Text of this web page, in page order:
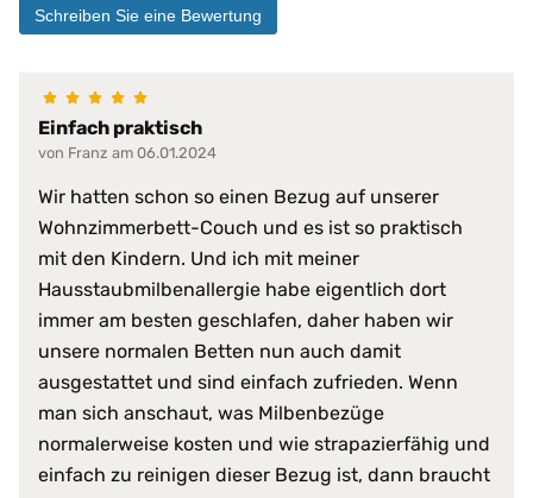
Material: Doppeltuch aus 100 %
Materialeigenschaften:
reduziert Krankheitserreger
resistent gegen Fett, Blut,
schwer entflammbar
sehr hohe Waschpermanenz
virendicht
Produkt-Vorteile:
atmungsaktiv
faltenfreier Sitz
feuchtigkeitsabweisend
flammwidrig
geräuscharm
hervorragende hygienische
Schreiben Sie eine Bewertung
Einfach praktisch
von Franz am 06.01.2024
Wir hatten schon so einen Bezug auf unserer
Wohnzimmerbett-Couch und es ist so praktisch
mit den Kindern. Und ich mit meiner
Hausstaubmilbenallergie habe eigentlich dort
immer am besten geschlafen, daher haben wir
unsere normalen Betten nun auch damit
ausgestattet und sind einfach zufrieden. Wenn
man sich anschaut, was Milbenbezüge
normalerweise kosten und wie strapazierfähig und
einfach zu reinigen dieser Bezug ist, dann braucht